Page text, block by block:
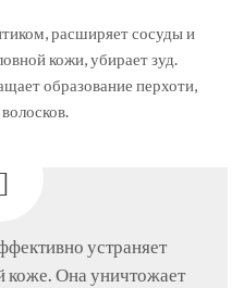
расширяет сосуды и
кожи, убирает зуд.
образование перхоти,
устраняет
коже. Она уничтожает